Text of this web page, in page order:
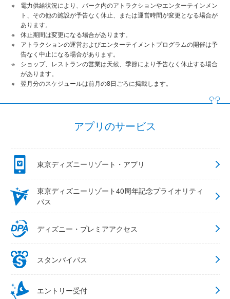
電力供給状況により、パーク内のアトラクションやエンターテインメン
ト、その他の施設が予告なく休止、または運営時間が変更となる場合が
あります。
休止期間は変更になる場合があります。
アトラクションの運営およびエンターテイメントプログラムの開催は予
告なく中止になる場合があります。
ショップ、レストランの営業は天候、季節により予告なく休止する場合
があります。
翌月分のスケジュールは前月の8日ごろに掲載します。
アプリのサービス
東京ディズニーリゾート・アプリ
東京ディズニーリゾート40周年記念プライオリティ
パス
ディズニー・プレミアアクセス
スタンバイパス
エントリー受付